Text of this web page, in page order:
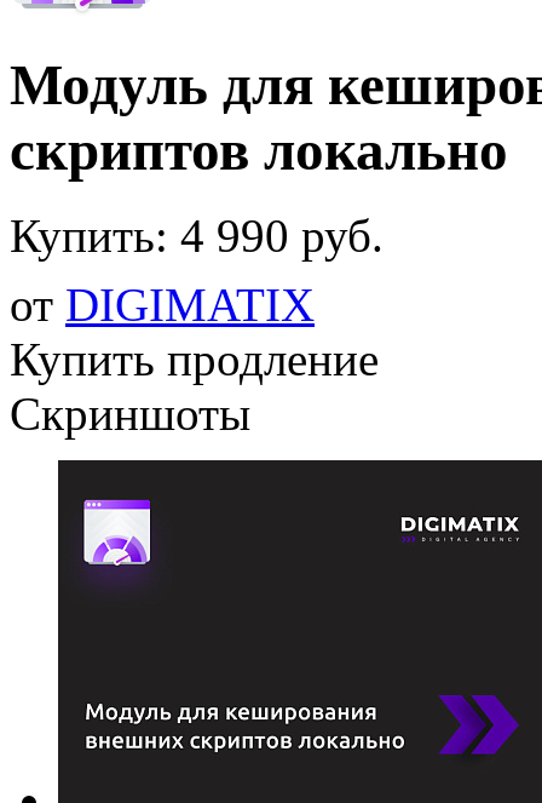
Модуль для
скриптов локально
Купить: 4 990 руб.
от DIGIMATIX
Купить продление
Скриншоты